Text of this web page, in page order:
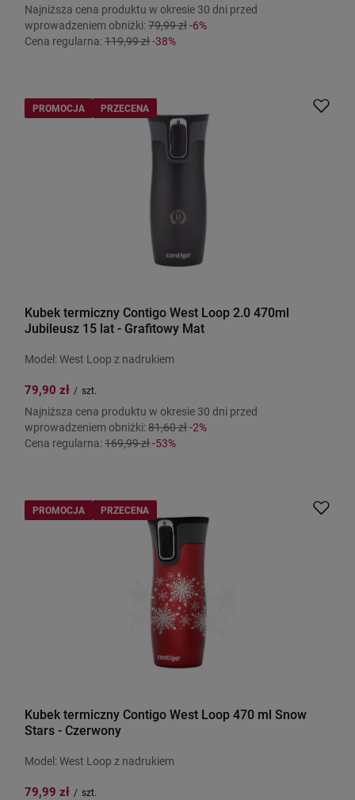
Najniższa cena produktu w okresie 30 dni przed
wprowadzeniem obniżki:79,99 zł-6%
Cena regularna:119,99 zł-38%
PROMOCJA PRZECENA
Kubek termiczny Contigo West Loop 2.0 470ml
Jubileusz 15 lat - Grafitowy Mat
Model: West Loop z nadrukiem
79,90 zł / szt.
Najniższa cena produktu w okresie 30 dni przed
wprowadzeniem obniżki:81,60 zł-2%
Cena regularna:169,99 zł-53%
PROMOCJA PRZECENA
Kubek termiczny Contigo West Loop 470 ml Snow
Stars - Czerwony
Model: West Loop z nadrukiem
79,99 zł / szt.